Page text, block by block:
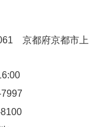
府京都市上